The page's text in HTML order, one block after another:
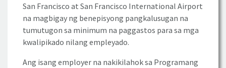
San Francisco at San Francisco International Airport
na magbigay ng benepisyong pangkalusugan na
tumutugon sa minimum na paggastos para sa mga
kwalipikado nilang empleyado.
Ang isang employer na nakikilahok sa Programang